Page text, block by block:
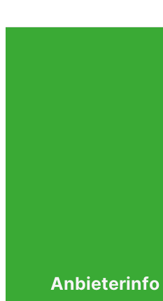
Anbieterinfo